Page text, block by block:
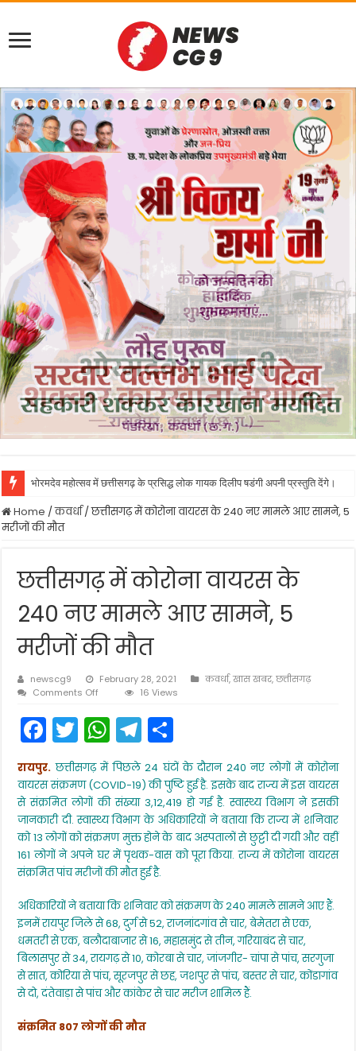
भोरमदेव महोत्सव में छत्तीसगढ़ के प्रसिद्ध लोक गायक दिलीप षडंगी अपनी प्रस्तुति देंगे।
Home /कवर्धा/छत्तीसगढ़ में कोरोना वायरस के 240 नए मामले आए सामने, 5
मरीजों की मौत
छत्तीसगढ़ में कोरोना वायरस के
240 नए मामले आए सामने, 5
मरीजों की मौत
newscg9 February 28, 2021 कवर्धा,खास खबर,छत्तीसगढ़
Comments Off
में
कोरोना
वायरस
के
240
नए
मामले
आए
सामने,
5
मरीजों
की
16 Views
F
a
c
e
b
o
o
k
T
w
itt
er
W
h
a
ts
A
p
p
T
el
e
gr
a
m
h
ar
e
रायपुर. छत्तीसगढ़ में पिछले 24 घंटों के दौरान 240 नए लोगों में कोरोना
वायरस संक्रमण (COVID-19) की पुष्टि हुई है. इसके बाद राज्य में इस वायरस
से संक्रमित लोगों की संख्या 3,12,419 हो गई है. स्वास्थ्य विभाग ने इसकी
जानकारी दी. स्वास्थ्य विभाग के अधिकारियों ने बताया कि राज्य में शनिवार
को 13 लोगों को संक्रमण मुक्त होने के बाद अस्पतालों से छुट्टी दी गयी और वहीं
161 लोगों ने अपने घर में पृथक-वास को पूरा किया. राज्य में कोरोना वायरस
संक्रमित पांच मरीजों की मौत हुई है.
अधिकारियों ने बताया कि शनिवार को संक्रमण के 240 मामले सामने आए हैं.
इनमें रायपुर जिले से 68, दुर्ग से 52, राजनांदगांव से चार, बेमेतरा से एक,
धमतरी से एक, बलौदाबाजार से 16, महासमुंद से तीन, गरियाबंद से चार,
बिलासपुर से 34, रायगढ़ से 10, कोरबा से चार, जांजगीर- चांपा से पांच, सरगुजा
से सात, कोरिया से पांच, सूरजपुर से छह, जशपुर से पांच, बस्तर से चार, कोंडागांव
से दो, दंतेवाड़ा से पांच और कांकेर से चार मरीज शामिल हैं.
संक्रमित 807 लोगों की मौत